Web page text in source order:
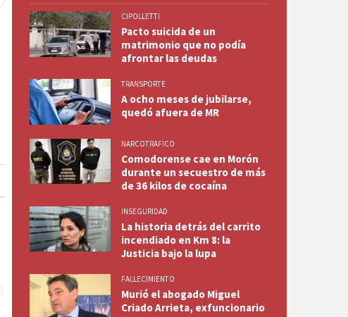
CIPOLLETTI
Pacto suicida de un
matrimonio que no podía
afrontar las deudas
TRANSPORTE
A ocho meses de jubilarse,
quedó afuera de MR
NARCOTRAFICO
Comodorense cae en Morón
durante un secuestro de más
de 36 kilos de cocaína
INSEGURIDAD
La historia detrás del carrito
incendiado en Km 8: la
Justicia bajo la lupa
FALLECIMIENTO
Murió el abogado Miguel
Criado Arrieta, exfuncionario